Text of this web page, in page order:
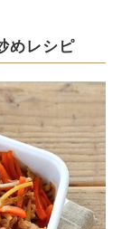
めレシピ